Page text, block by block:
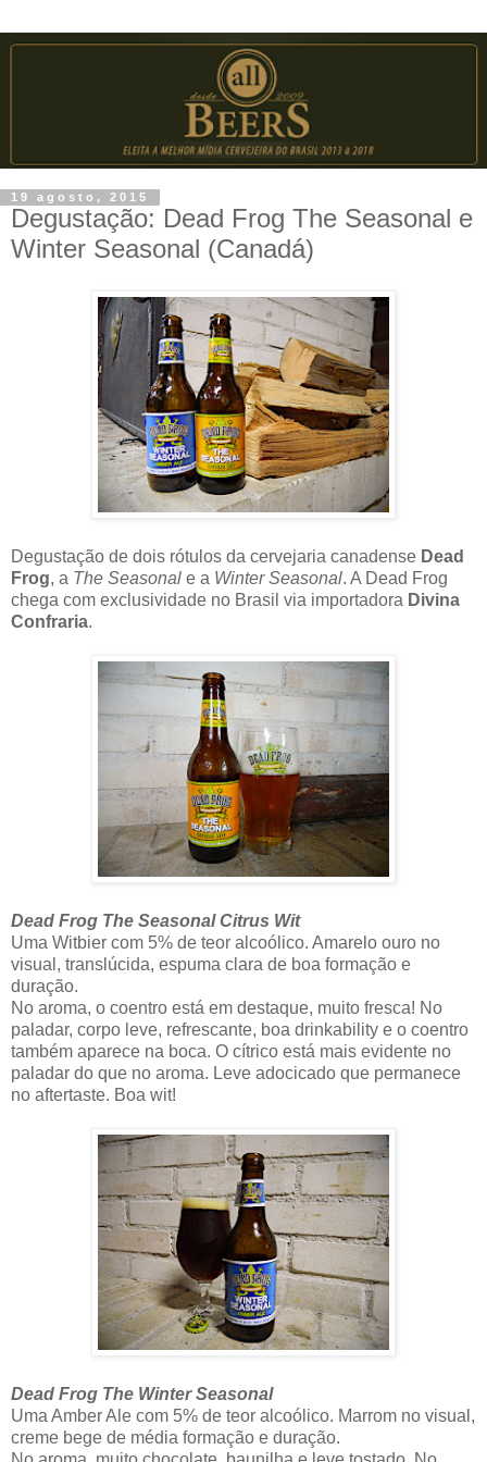
19 agosto, 2015
Degustação: Dead Frog The Seasonal e
Winter Seasonal (Canadá)
Degustação de dois rótulos da cervejaria canadense Dead
Frog, a The Seasonal e a Winter Seasonal. A Dead Frog
chega com exclusividade no Brasil via importadora Divina
Confraria.
Dead Frog The Seasonal Citrus Wit
Uma Witbier com 5% de teor alcoólico. Amarelo ouro no
visual, translúcida, espuma clara de boa formação e
duração.
No aroma, o coentro está em destaque, muito fresca! No
paladar, corpo leve, refrescante, boa drinkability e o coentro
também aparece na boca. O cítrico está mais evidente no
paladar do que no aroma. Leve adocicado que permanece
no aftertaste. Boa wit!
Dead Frog The Winter Seasonal
Uma Amber Ale com 5% de teor alcoólico. Marrom no visual,
creme bege de média formação e duração.